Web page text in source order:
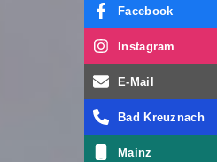
Facebook
Instagram
E-Mail
Bad Kreuznach
Mainz